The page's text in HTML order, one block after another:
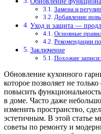
Замена и
Добавление
Уход и защита —
Основные
Рекомендации
Заключение
Похожие записи:
Обновление кухонного
которое позволяет не
повысить
в доме. Часто даже
изменить пространство,
эстетичным. В этой статье
советы по ремонту и